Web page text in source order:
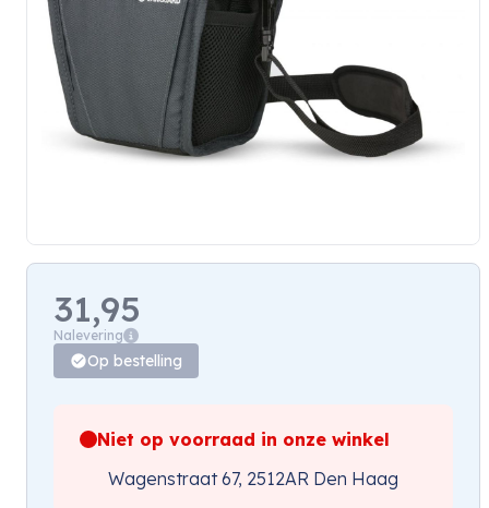
31,95
Nalevering
Op bestelling
Niet op voorraad in onze winkel
Wagenstraat 67, 2512AR Den Haag